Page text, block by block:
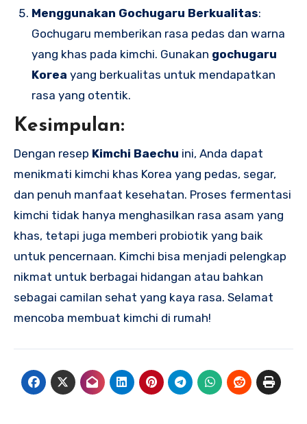
Menggunakan Gochugaru Berkualitas:
Gochugaru memberikan rasa pedas dan warna
yang khas pada kimchi. Gunakan gochugaru
Korea yang berkualitas untuk mendapatkan
rasa yang otentik.
Kesimpulan:
Dengan resep Kimchi Baechu ini, Anda dapat
menikmati kimchi khas Korea yang pedas, segar,
dan penuh manfaat kesehatan. Proses fermentasi
kimchi tidak hanya menghasilkan rasa asam yang
khas, tetapi juga memberi probiotik yang baik
untuk pencernaan. Kimchi bisa menjadi pelengkap
nikmat untuk berbagai hidangan atau bahkan
sebagai camilan sehat yang kaya rasa. Selamat
mencoba membuat kimchi di rumah!